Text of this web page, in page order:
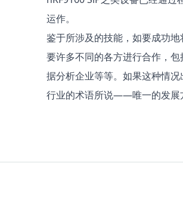
运作。
鉴于所涉及的技能，如要成功
要许多不同的各方进行合作，
据分析企业等等。如果这种情
行业的术语所说——唯一的发展